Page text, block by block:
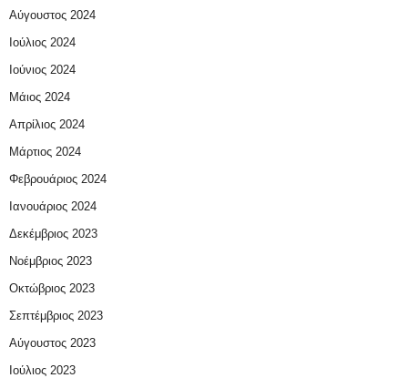
Αύγουστος 2024
Ιούλιος 2024
Ιούνιος 2024
Μάιος 2024
Απρίλιος 2024
Μάρτιος 2024
Φεβρουάριος 2024
Ιανουάριος 2024
Δεκέμβριος 2023
Νοέμβριος 2023
Οκτώβριος 2023
Σεπτέμβριος 2023
Αύγουστος 2023
Ιούλιος 2023